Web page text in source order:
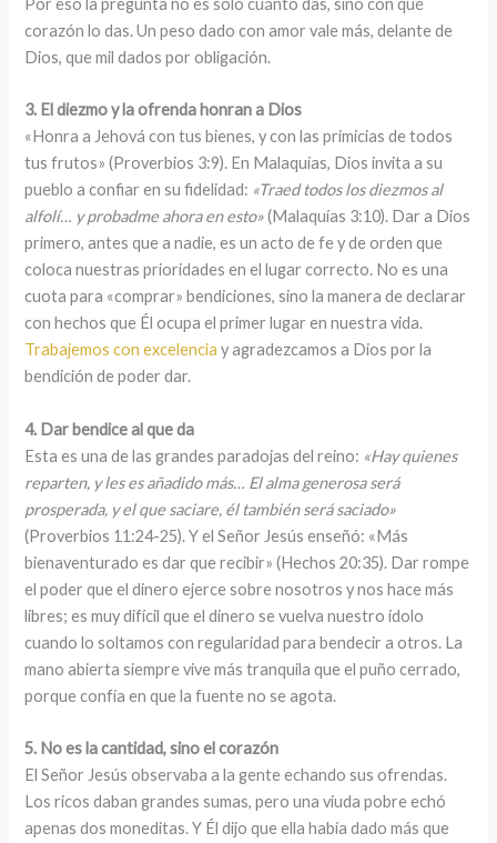
corazón lo das. Un peso dado con amor vale más, delante de
Dios, que mil dados por obligación.
3. El diezmo y la ofrenda honran a Dios
«Honra a Jehová con tus bienes, y con las primicias de todos
tus frutos» (Proverbios 3:9). En Malaquías, Dios invita a su
pueblo a confiar en su fidelidad: «Traed todos los diezmos al
alfolí… y probadme ahora en esto»(Malaquías 3:10). Dar a Dios
primero, antes que a nadie, es un acto de fe y de orden que
coloca nuestras prioridades en el lugar correcto. No es una
cuota para «comprar» bendiciones, sino la manera de declarar
con hechos que Él ocupa el primer lugar en nuestra vida.
Trabajemos con excelencia y agradezcamos a Dios por la
bendición de poder dar.
4. Dar bendice al que da
Esta es una de las grandes paradojas del reino: «Hay quienes
reparten, y les es añadido más… El alma generosa será
prosperada, y el que saciare, él también será saciado»
(Proverbios 11:24-25). Y el Señor Jesús enseñó: «Más
bienaventurado es dar que recibir» (Hechos 20:35). Dar rompe
el poder que el dinero ejerce sobre nosotros y nos hace más
libres; es muy difícil que el dinero se vuelva nuestro ídolo
cuando lo soltamos con regularidad para bendecir a otros. La
mano abierta siempre vive más tranquila que el puño cerrado,
porque confía en que la fuente no se agota.
5. No es la cantidad, sino el corazón
El Señor Jesús observaba a la gente echando sus ofrendas.
Los ricos daban grandes sumas, pero una viuda pobre echó
apenas dos moneditas. Y Él dijo que ella había dado más que